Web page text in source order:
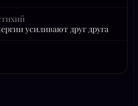
усиливают друг друга